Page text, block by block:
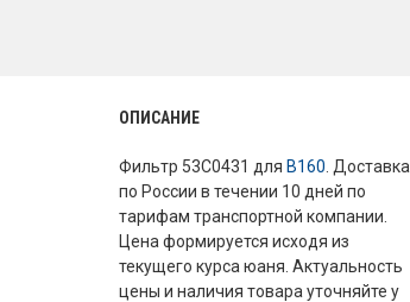
ОПИСАНИЕ
Фильтр 53C0431 для B160 . Доставка
по России в течении 10 дней по
тарифам транспортной компании.
Цена формируется исходя из
текущего курса юаня. Актуальность
цены и наличия товара уточняйте у